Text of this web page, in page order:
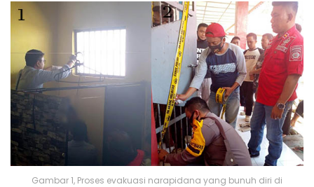
Gambar 1, Proses evakuasi narapidana yang bunuh diri di